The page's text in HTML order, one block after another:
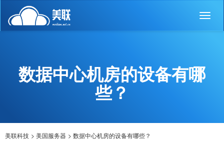
数据中心机房的设备有哪
些？
美联科技 > 美国服务器 > 数据中心机房的设备有哪些？